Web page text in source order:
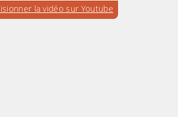
la vidéo intégrée ci-après
la vidéo sur Youtubepour accéder à